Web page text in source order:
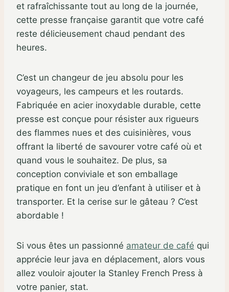
et rafraîchissante tout au long de la journée,
cette presse française garantit que votre café
reste délicieusement chaud pendant des
heures.
C’est un changeur de jeu absolu pour les
voyageurs, les campeurs et les routards.
Fabriquée en acier inoxydable durable, cette
presse est conçue pour résister aux rigueurs
des flammes nues et des cuisinières, vous
offrant la liberté de savourer votre café où et
quand vous le souhaitez. De plus, sa
conception conviviale et son emballage
pratique en font un jeu d’enfant à utiliser et à
transporter. Et la cerise sur le gâteau ? C’est
abordable !
Si vous êtes un passionné amateur de café qui
apprécie leur java en déplacement, alors vous
allez vouloir ajouter la Stanley French Press à
votre panier, stat.